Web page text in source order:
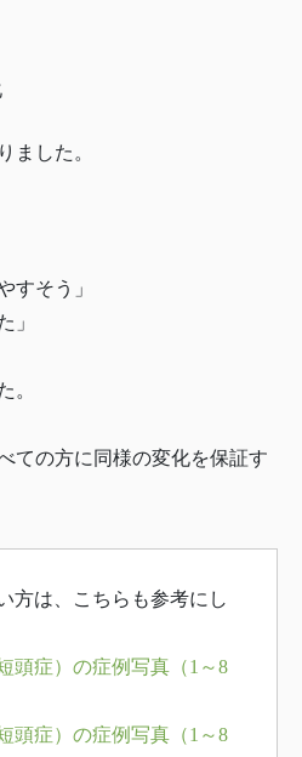
ました。
すそう」
」
。
ての方に同様の変化を保証す
方は、こちらも参考にし
頭症）の症例写真（1～8
頭症）の症例写真（1～8